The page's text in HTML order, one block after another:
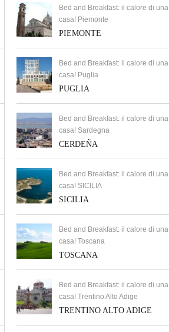
Bed and Breakfast: il calore di una
casa! Piemonte
PIEMONTE
Bed and Breakfast: il calore di una
casa! Puglia
PUGLIA
Bed and Breakfast: il calore di una
casa! Sardegna
CERDEÑA
Bed and Breakfast: il calore di una
casa! SICILIA
SICILIA
Bed and Breakfast: il calore di una
casa! Toscana
TOSCANA
Bed and Breakfast: il calore di una
casa! Trentino Alto Adige
TRENTINO ALTO ADIGE